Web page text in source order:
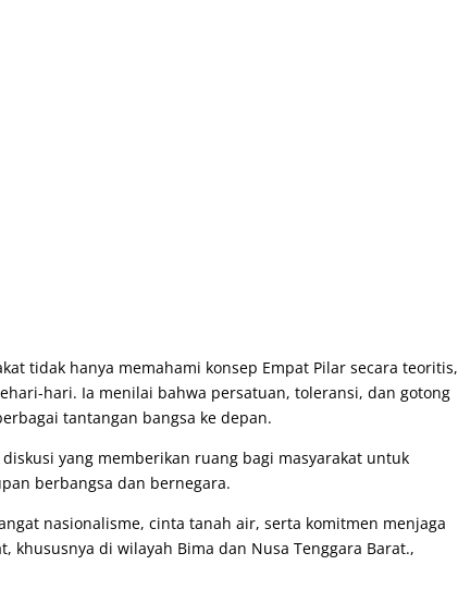
tidak hanya memahami konsep Empat Pilar secara teoritis,
hari. Ia menilai bahwa persatuan, toleransi, dan gotong
tantangan bangsa ke depan.
yang memberikan ruang bagi masyarakat untuk
berbangsa dan bernegara.
nasionalisme, cinta tanah air, serta komitmen menjaga
khususnya di wilayah Bima dan Nusa Tenggara Barat.,